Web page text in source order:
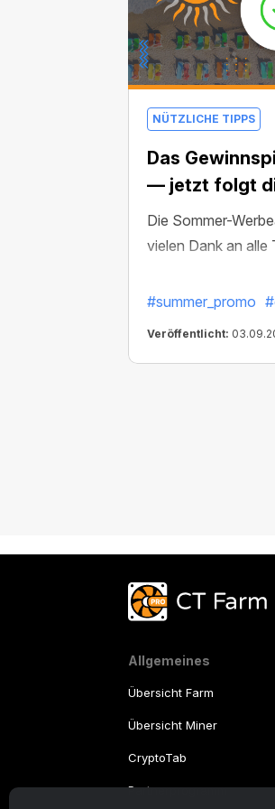
NÜTZLICHE TIPPS
Das
— jetzt folgt
Die Sommer-
vielen Dank an alle
#summer_promo
Veröffentlicht:
Allgemeines
Übersicht Farm
Übersicht Miner
CryptoTab
Partnerprogramm